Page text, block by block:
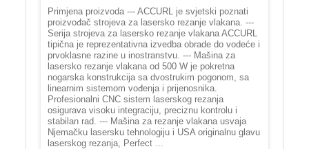
Primjena proizvoda --- ACCURL je svjetski poznati
proizvođač strojeva za lasersko rezanje vlakana. ---
Serija strojeva za lasersko rezanje vlakana ACCURL
tipična je reprezentativna izvedba obrade do vodeće i
prvoklasne razine u inostranstvu. --- Mašina za
lasersko rezanje vlakana od 500 W je pokretna
nogarska konstrukcija sa dvostrukim pogonom, sa
linearnim sistemom vođenja i prijenosnika.
Profesionalni CNC sistem laserskog rezanja
osigurava visoku integraciju, preciznu kontrolu i
stabilan rad. --- Mašina za rezanje vlakana usvaja
Njemačku lasersku tehnologiju i USA originalnu glavu
laserskog rezanja, Perfect ...